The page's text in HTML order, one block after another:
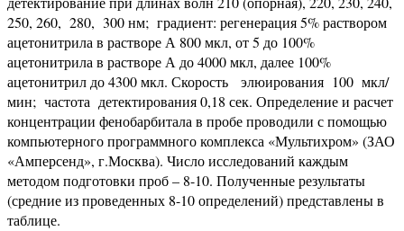
250, 260, 280, 300 нм; градиент: регенерация 5% раствором
ацетонитрила в растворе А 800 мкл, от 5 до 100%
ацетонитрила в растворе А до 4000 мкл, далее 100%
ацетонитрил до 4300 мкл. Скорость элюирования 100 мкл/
мин; частота детектирования 0,18 сек. Определение и расчет
концентрации фенобарбитала в пробе проводили с помощью
компьютерного программного комплекса «Мультихром» (ЗАО
«Амперсенд», г.Москва). Число исследований каждым
методом подготовки проб – 8-10. Полученные результаты
(средние из проведенных 8-10 определений) представлены в
таблице.